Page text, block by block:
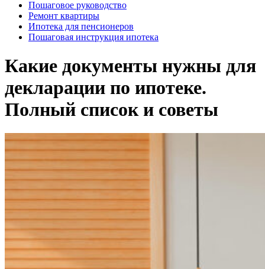
Пошаговое руководство
Ремонт квартиры
Ипотека для пенсионеров
Пошаговая инструкция ипотека
Какие документы нужны для
декларации по ипотеке.
Полный список и советы